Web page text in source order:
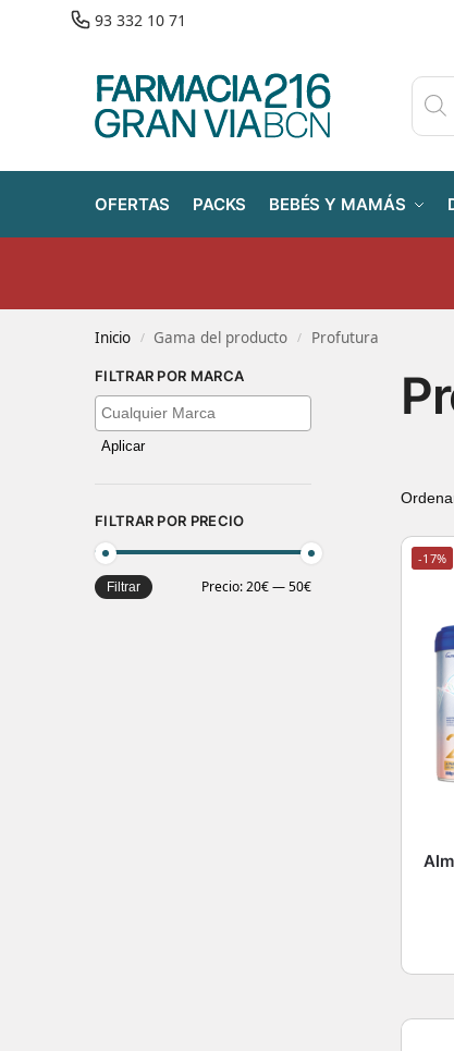
93 332 10 71
OFERTAS PACKS BEBÉS Y MAMÁS
Inicio / Gama del producto / Profutura
-17%
FILTRAR POR MARCA
Aplicar
FILTRAR POR PRECIO
Filtrar Precio:20€—50€